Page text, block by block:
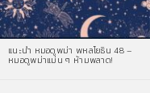
แนะนำ หมอดูพม่า พหลโยธิน 48 –
หมอดูพม่าแม่น ๆ ห้ามพลาด!